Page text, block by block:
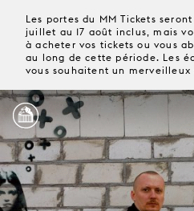
Les portes du MM Tickets
juillet au 17 août inclus, mais
à acheter vos tickets ou vous
au long de cette période. Les
vous souhaitent un merveilleux